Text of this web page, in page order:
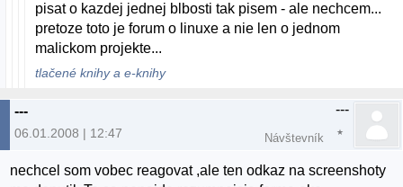
pisat o kazdej jednej blbosti tak pisem - ale nechcem...
pretoze toto je forum o linuxe a nie len o jednom
malickom projekte...
tlačené knihy a e-knihy
---
06.01.2008 | 12:47
---
Návštevník
nechcel som vobec reagovat ,ale ten odkaz na screenshoty